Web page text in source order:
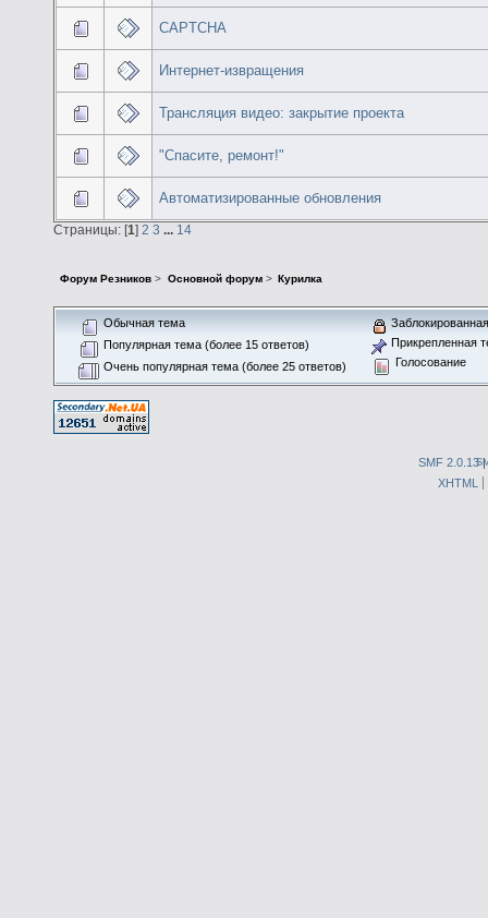
CAPTCHA
Интернет-извращения
Трансляция видео: закрытие проекта
"Спасите, ремонт!"
Автоматизированные обновления
Страницы: [1] 2 3 ... 14
Форум Резников > Основной форум> Курилка
Обычная тема
Популярная тема (более 15 ответов)
Очень популярная тема (более 25 ответов)
Прикрепленная
Голосование
SMF 2.0.13|
XHTML